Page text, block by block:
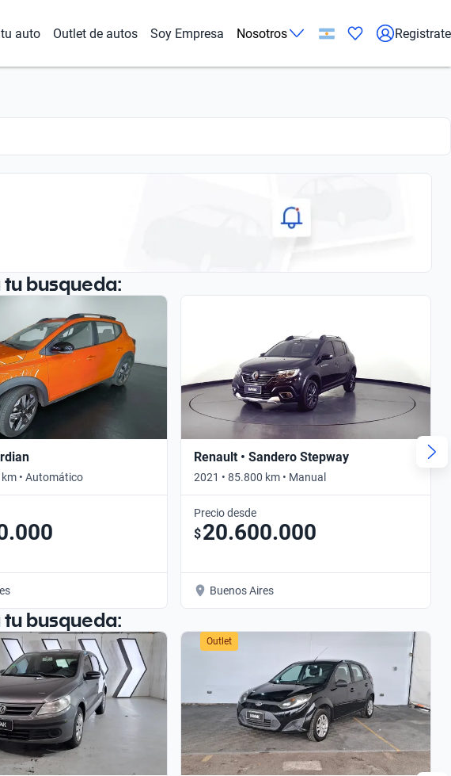
auto Outlet de autos Soy Empresa Nosotros Registrate
busqueda:
• Automático
Renault • Sandero Stepway
2021 • 85.800 km • Manual
Precio desde
$20.600.000
Buenos Aires
busqueda:
Outlet